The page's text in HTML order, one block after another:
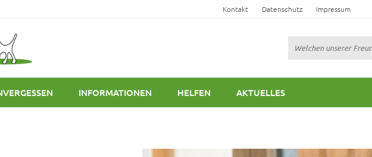
Kontakt Datenschutz Impressum
INFORMATIONEN HELFEN AKTUELLES